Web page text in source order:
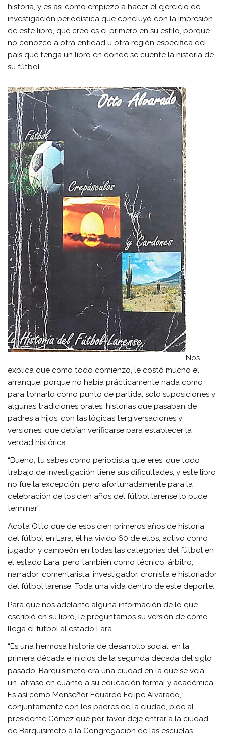
historia, y es así como empiezo a hacer el ejercicio de
investigación periodística que concluyó con la impresión
de este libro, que creo es el primero en su estilo, porque
no conozco a otra entidad u otra región específica del
país que tenga un libro en donde se cuente la historia de
su fútbol.
Nos
explica que como todo comienzo, le costó mucho el
arranque, porque no había prácticamente nada como
para tomarlo como punto de partida, solo suposiciones y
algunas tradiciones orales, historias que pasaban de
padres a hijos, con las lógicas tergiversaciones y
versiones, que debían verificarse para establecer la
verdad histórica.
“Bueno, tu sabes como periodista que eres, que todo
trabajo de investigación tiene sus dificultades, y este libro
no fue la excepción, pero afortunadamente para la
celebración de los cien años del fútbol larense lo pude
terminar”.
Acota Otto que de esos cien primeros años de historia
del fútbol en Lara, él ha vivido 60 de ellos, activo como
jugador y campeón en todas las categorías del fútbol en
el estado Lara, pero también como técnico, árbitro,
narrador, comentarista, investigador, cronista e historiador
del fútbol larense. Toda una vida dentro de este deporte.
Para que nos adelante alguna información de lo que
escribió en su libro, le preguntamos su versión de cómo
llega el fútbol al estado Lara.
“Es una hermosa historia de desarrollo social, en la
primera década e inicios de la segunda década del siglo
pasado, Barquisimeto era una ciudad en la que se veía
un atraso en cuanto a su educación formal y académica.
Es así como Monseñor Eduardo Felipe Alvarado,
conjuntamente con los padres de la ciudad, pide al
presidente Gómez que por favor deje entrar a la ciudad
de Barquisimeto a la Congregación de las escuelas